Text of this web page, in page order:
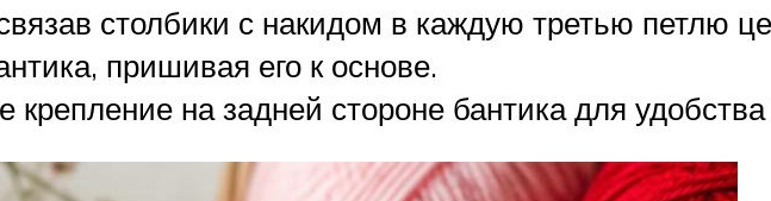
столбики с накидом в каждую третью петлю
пришивая его к основе.
крепление на задней стороне бантика для